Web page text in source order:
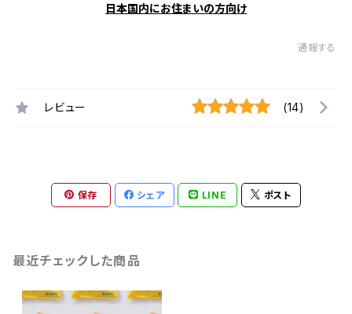
日本国内にお住まいの方向け
通報する
レビュー (14)
保存 シェア LINE ポスト
最近チェックした商品